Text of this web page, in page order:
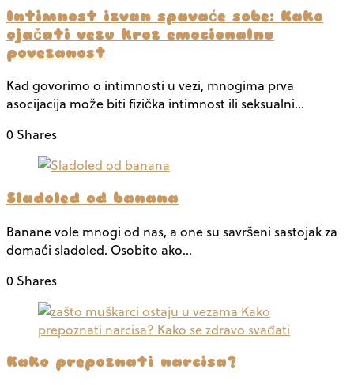
Intimnost izvan spavaće sobe: Kako
ojačati vezu kroz emocionalnu
povezanost
Kad govorimo o intimnosti u vezi, mnogima prva
asocijacija može biti fizička intimnost ili seksualni…
0 Shares
Sladoled od banana
Banane vole mnogi od nas, a one su savršeni sastojak za
domaći sladoled. Osobito ako…
0 Shares
Kako prepoznati narcisa?